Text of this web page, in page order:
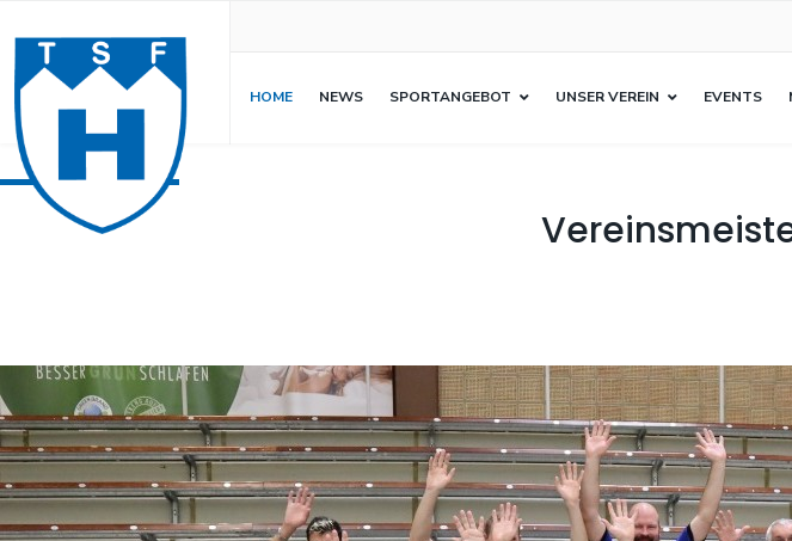
HOME NEWS SPORTANGEBOT UNSER VEREIN EVENTS